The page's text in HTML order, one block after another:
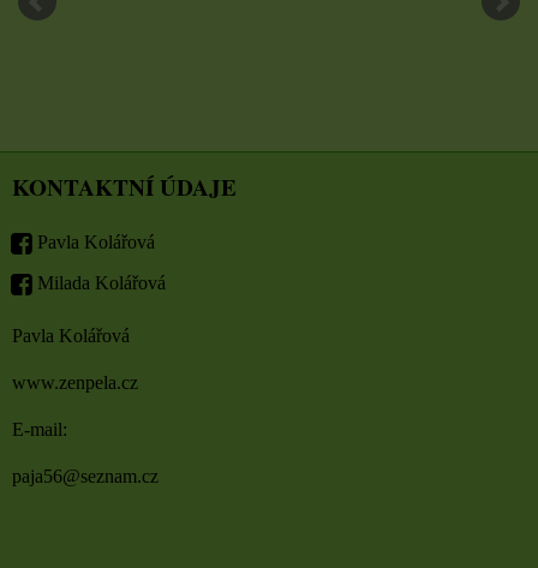
KONTAKTNÍ ÚDAJE
Pavla Kolářová
Milada Kolářová
Pavla Kolářová
www.zenpela.cz
E-mail:
paja56@seznam.cz